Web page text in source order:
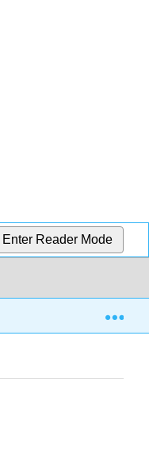
Enter Reader Mode